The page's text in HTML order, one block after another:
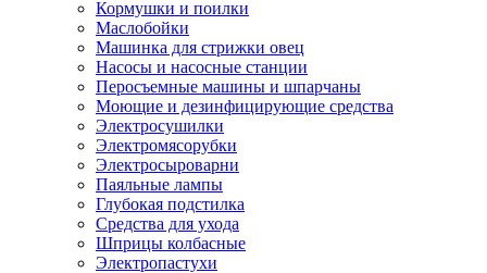
Кормушки и поилки
Маслобойки
Машинка для стрижки овец
Насосы и насосные станции
Перосъемные машины и шпарчаны
Моющие и дезинфицирующие средства
Электросушилки
Электромясорубки
Электросыроварни
Паяльные лампы
Глубокая подстилка
Средства для ухода
Шприцы колбасные
Электропастухи